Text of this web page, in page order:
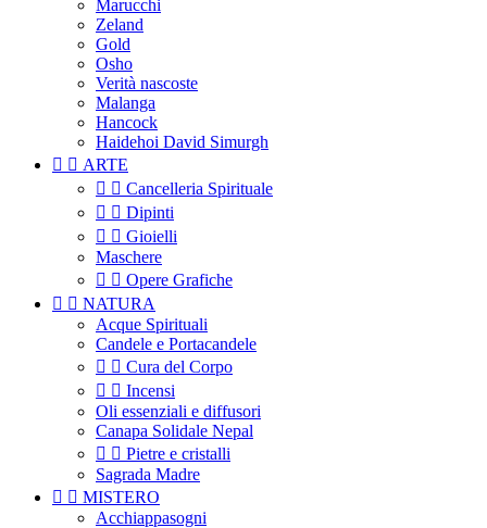
Marucchi
Zeland
Gold
Osho
Verità nascoste
Malanga
Hancock
Haidehoi David Simurgh
  ARTE
  Cancelleria Spirituale
  Dipinti
  Gioielli
Maschere
  Opere Grafiche
  NATURA
Acque Spirituali
Candele e Portacandele
  Cura del Corpo
  Incensi
Oli essenziali e diffusori
Canapa Solidale Nepal
  Pietre e cristalli
Sagrada Madre
  MISTERO
Acchiappasogni